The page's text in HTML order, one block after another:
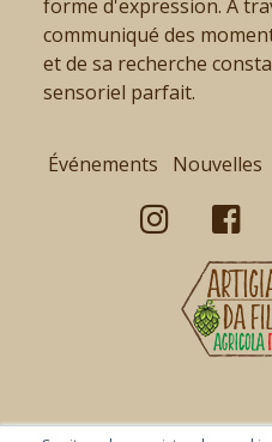
forme d'expression. À
communiqué des
et de sa recherche
sensoriel parfait.
Événements Nouvelles